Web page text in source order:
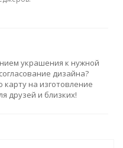
украшения к нужной
дизайна?
на изготовление
друзей и близких!